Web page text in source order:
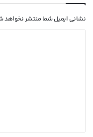
نشانی ایمیل شما منتشر نخواهد